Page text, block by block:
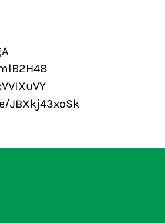
JBXkj43xoSk